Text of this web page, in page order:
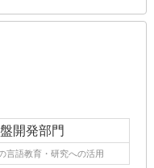
開発部門
語教育・研究への活用